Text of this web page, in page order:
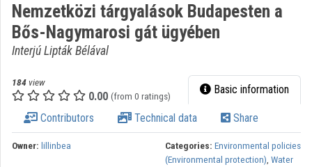
Contributors
Appearance:light
Nemzetközi tárgyalások Budapesten a
Bős-Nagymarosi gát ügyében
Interjú Lipták Bélával
184 view
0.00 (from 0 ratings) Basic information
Contributors Technical data Share
Owner: lillinbea Categories: Environmental policies
(Environmental protection), Water